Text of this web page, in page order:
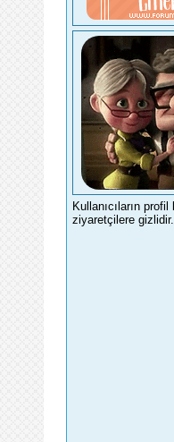
Kullanıcıların profil
ziyaretçilere gizlidir.